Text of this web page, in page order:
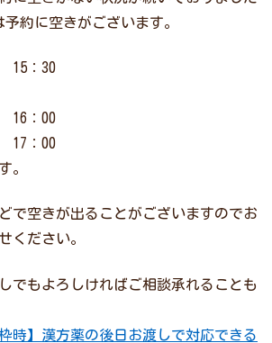
約に空きがございます。
15：30
16：00
17：00
。
で空きが出ることがございますのでお
ください。
でもよろしければご相談承れることも
時】漢方薬の後日お渡しで対応できる